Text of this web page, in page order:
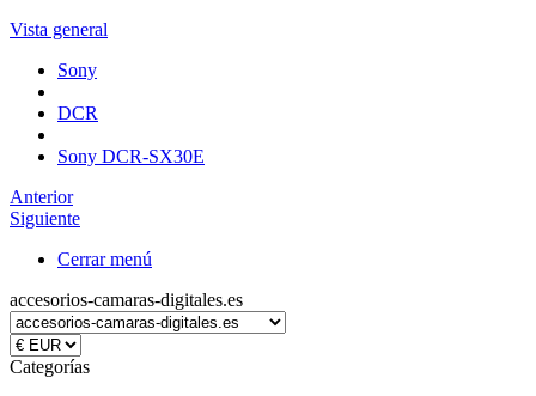
Vista general
Sony
DCR
Sony DCR-SX30E
Anterior
Siguiente
Cerrar menú
accesorios-camaras-digitales.es
Categorías